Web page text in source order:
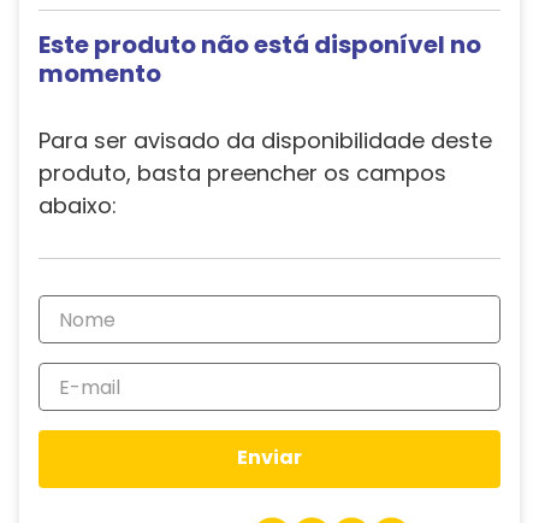
Este produto não está disponível no
momento
Para ser avisado da disponibilidade deste
produto, basta preencher os campos
abaixo:
Enviar